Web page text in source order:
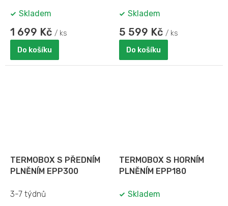
Skladem
1 699 Kč / ks
Do košíku
Skladem
5 599 Kč / ks
Do košíku
TERMOBOX S PŘEDNÍM
PLNĚNÍM EPP300
3-7 týdnů
TERMOBOX S HORNÍM
PLNĚNÍM EPP180
Skladem